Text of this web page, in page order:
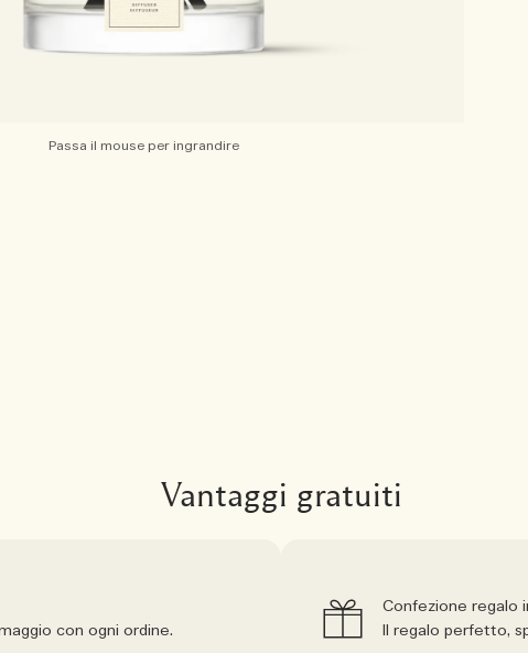
Passa il mouse per ingrandire
Vantaggi gratuiti
con ogni ordine.
Confezione regalo
Il regalo perfetto,